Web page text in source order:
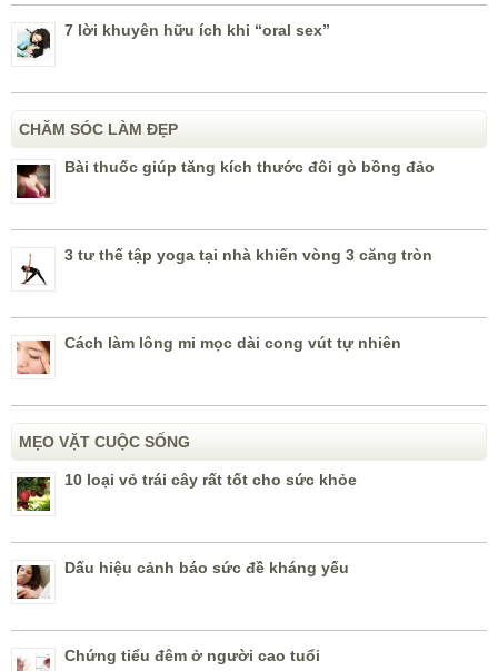
7 lời khuyên hữu ích khi “oral sex”
CHĂM SÓC LÀM ĐẸP
Bài thuốc giúp tăng kích thước đôi gò bồng đảo
3 tư thế tập yoga tại nhà khiến vòng 3 căng tròn
Cách làm lông mi mọc dài cong vút tự nhiên
MẸO VẶT CUỘC SỐNG
10 loại vỏ trái cây rất tốt cho sức khỏe
Dấu hiệu cảnh báo sức đề kháng yếu
Chứng tiểu đêm ở người cao tuổi